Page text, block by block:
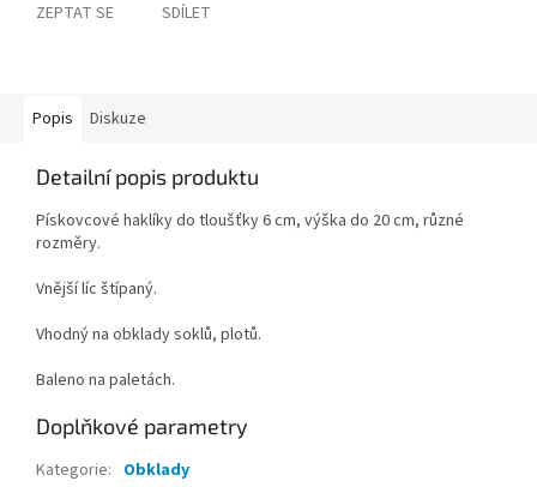
ZEPTAT SE SDÍLET
Popis Diskuze
Detailní popis produktu
Pískovcové haklíky do tloušťky 6 cm, výška do 20 cm, různé
rozměry.
Vnější líc štípaný.
Vhodný na obklady soklů, plotů.
Baleno na paletách.
Doplňkové parametry
Kategorie: Obklady